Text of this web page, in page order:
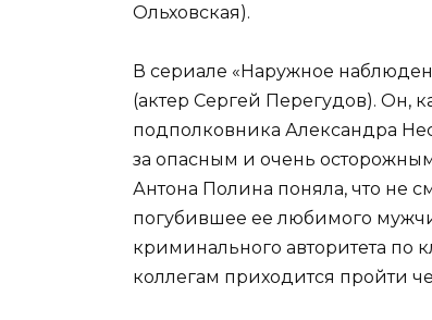
Ольховская).
В сериале «Наружное
(актер Сергей Перегудов). Он,
подполковника Александра
за опасным и очень
Антона Полина поняла, что не
погубившее ее любимого
криминального авторитета по
коллегам приходится пройти